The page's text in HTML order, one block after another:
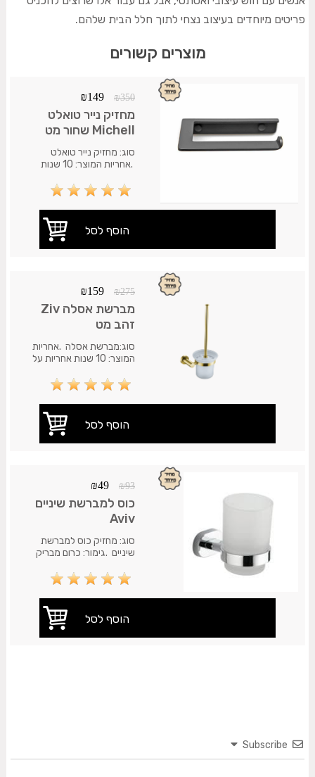
פריטים מיוחדים בעיצוב נצחי לתוך חלל הבית שלהם.
מוצרים קשורים
₪350
₪149
מחזיק נייר טואלט
Michell שחור מט
סוג: מחזיק נייר טואלט
.אחריות המוצר: 10 שנות
35 ש"ח.עד 7 ימי עסקים.
₪275
₪159
מברשת אסלה Ziv
זהב מט
סוג:מברשת אסלה .אחריות
המוצר: 10 שנות אחריות על
7 ימי עסקים.
₪93
₪49
כוס למברשת שיניים
Aviv
סוג: מחזיק כוס למברשת
שיניים .גימור: כרום מבריק
וזכוכית.התקנה: מותקן על
הקיר בהדבקה.אחריות
המוצר: 10 שנות אחריות על
חלודה. משלוח 35 ש"ח.עד
Subscribe